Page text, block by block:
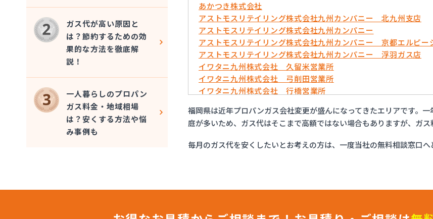
あかつき株式会社
アストモスリテイリング株式会社九州カンパニー 北九州支店
アストモスリテイリング株式会社九州カンパニー
アストモスリテイリング株式会社九州カンパニー 京都エルピー
アストモスリテイリング株式会社九州カンパニー 浮羽ガス店
イワタニ九州株式会社 久留米営業所
イワタニ九州株式会社 弓削田営業所
イワタニ九州株式会社 行橋営業所
イワタニ九州株式会社 福岡西営業所
イワタニ九州株式会社 北九州支店
グリーンホーム株式会社
ケイ・ティ液化ガス
サンダーガス株式会社 苅原店
セイフティガス株式会社
福岡県は近年プロパンガス会社変更が盛んになってきたエリアです。
庭が多いため、ガス代はそこまで高額ではない場合もありますが、ガ
毎月のガス代を安くしたいとお考えの方は、一度当社の無料相談窓口へ
ガス代が高い原因と
は？節約するための効
果的な方法を徹底解
説！
一人暮らしのプロパン
ガス料金・地域相場
は？安くする方法や悩
み事例も